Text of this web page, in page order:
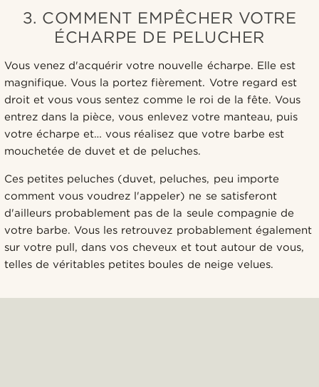
3. COMMENT EMPÊCHER VOTRE
ÉCHARPE DE PELUCHER
Vous venez d'acquérir votre nouvelle écharpe. Elle est
magnifique. Vous la portez fièrement. Votre regard est
droit et vous vous sentez comme le roi de la fête. Vous
entrez dans la pièce, vous enlevez votre manteau, puis
votre écharpe et… vous réalisez que votre barbe est
mouchetée de duvet et de peluches.
Ces petites peluches (duvet, peluches, peu importe
comment vous voudrez l'appeler) ne se satisferont
d'ailleurs probablement pas de la seule compagnie de
votre barbe. Vous les retrouvez probablement également
sur votre pull, dans vos cheveux et tout autour de vous,
telles de véritables petites boules de neige velues.